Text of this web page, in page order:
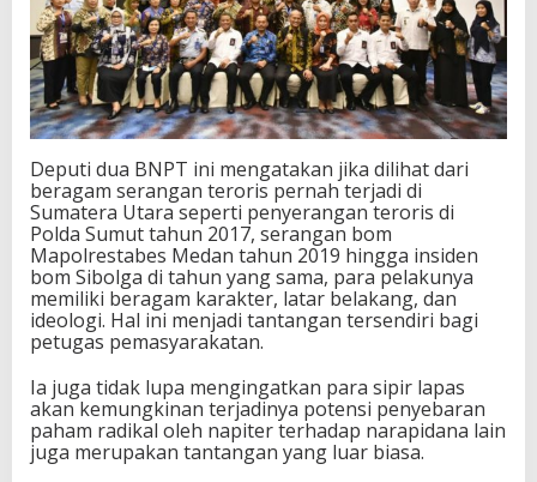
Deputi dua BNPT ini mengatakan jika dilihat dari
beragam serangan teroris pernah terjadi di
Sumatera Utara seperti penyerangan teroris di
Polda Sumut tahun 2017, serangan bom
Mapolrestabes Medan tahun 2019 hingga insiden
bom Sibolga di tahun yang sama, para pelakunya
memiliki beragam karakter, latar belakang, dan
ideologi. Hal ini menjadi tantangan tersendiri bagi
petugas pemasyarakatan.
Ia juga tidak lupa mengingatkan para sipir lapas
akan kemungkinan terjadinya potensi penyebaran
paham radikal oleh napiter terhadap narapidana lain
juga merupakan tantangan yang luar biasa.